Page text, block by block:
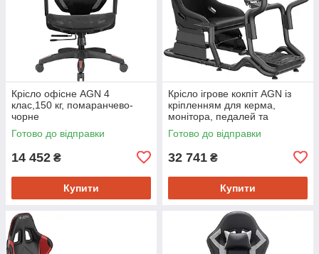
Крісло офісне AGN 4
клас,150 кг, помаранчево-
чорне
Готово до відправки
14 452 ₴
Купити
Крісло ігрове кокпіт AGN із
кріпленням для керма,
монітора, педалей та
коробки передач чорне
Готово до відправки
32 741 ₴
Купити